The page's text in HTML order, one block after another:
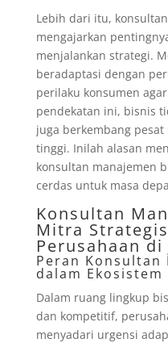
Lebih dari itu,
mengajarkan
menjalankan strategi.
beradaptasi dengan
perilaku konsumen
pendekatan ini, bisnis
juga berkembang
tinggi. Inilah alasan
konsultan manajemen
cerdas untuk masa
Konsultan
Mitra
Perusahaan di
Peran Konsultan
dalam Ekosistem
Dalam ruang lingkup
dan kompetitif,
menyadari urgensi